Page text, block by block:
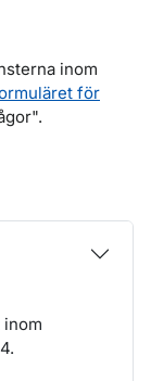
inom
för